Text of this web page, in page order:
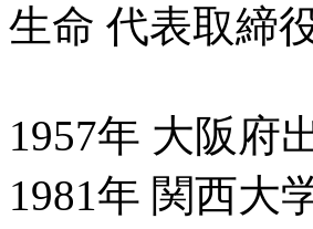
生命 代表取締
1957年 大阪府
1981年 関西大